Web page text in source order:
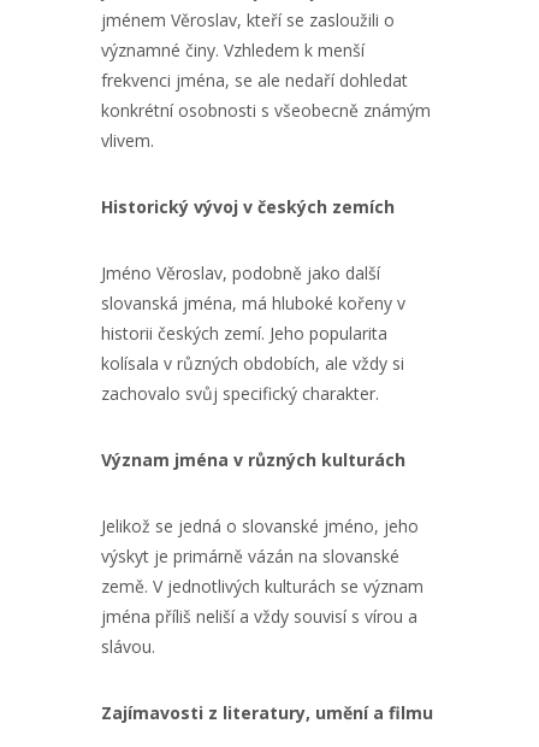
jménem Věroslav, kteří se zasloužili o
významné činy. Vzhledem k menší
frekvenci jména, se ale nedaří dohledat
konkrétní osobnosti s všeobecně známým
vlivem.
Historický vývoj v českých zemích
Jméno Věroslav, podobně jako další
slovanská jména, má hluboké kořeny v
historii českých zemí. Jeho popularita
kolísala v různých obdobích, ale vždy si
zachovalo svůj specifický charakter.
Význam jména v různých kulturách
Jelikož se jedná o slovanské jméno, jeho
výskyt je primárně vázán na slovanské
země. V jednotlivých kulturách se význam
jména příliš neliší a vždy souvisí s vírou a
slávou.
Zajímavosti z literatury, umění a filmu